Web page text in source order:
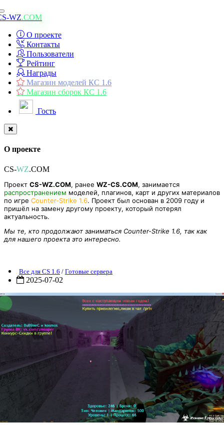
Toggle
navigation
WZ.COM
О проекте
Контакты
Пользователи
Рейтинг
Награды
Магазин моделей КС 1.6
Магазин сборок КС 1.6
Гость
О проекте
CS-WZ.COM
Проект CS-WZ.COM, ранее WZ-CS.COM, занимается
распространением моделей, плагинов, карт и других материалов
по игре Counter-Strike 1.6. Проект был основан в 2009 году и
пришёл на замену другому проекту, который потерял
актуальность.
Мы те, кто продолжают заниматься Counter-Strike 1.6, так как
для нашего проекта это интересно.
Все для CS 1.6 / Готовые сервера
2025-07-02